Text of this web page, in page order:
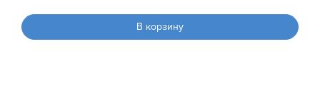
В корзину